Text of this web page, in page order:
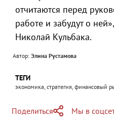
отчитаются перед
работе и забудут о
Николай Кульбака.
Автор: Элина Рустамова
ТЕГИ
экономика, стратегия, финансовый
Поделиться
Мы в